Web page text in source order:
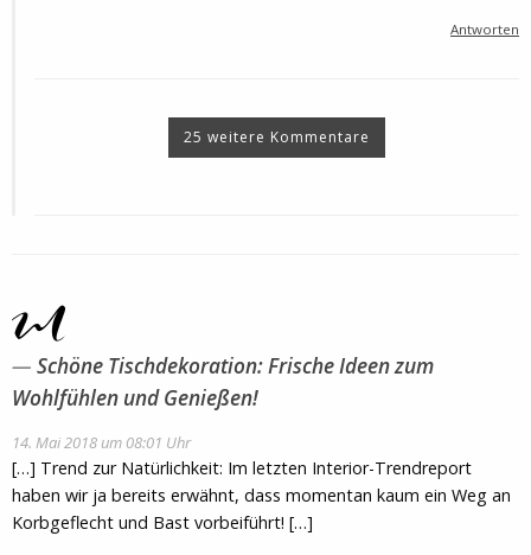
Antworten
25 weitere Kommentare
Schöne Tischdekoration: Frische Ideen zum
Wohlfühlen und Genießen!
14. Mai 2018 um 08:01 Uhr
[…] Trend zur Natürlichkeit: Im letzten Interior-Trendreport
haben wir ja bereits erwähnt, dass momentan kaum ein Weg an
Korbgeflecht und Bast vorbeiführt! […]